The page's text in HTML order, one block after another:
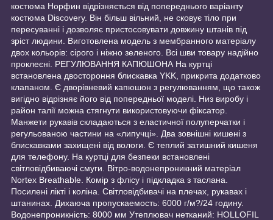
костюма Норфин відрізняється від попереднього варіанту
костюма Discovery. Він більш вільний, не сковує тіло при
пересуванні і дозволяє пристосовувати довжину штанів під
зріст людини. Виготовлена модель з мембранного матеріалу
двох кольорів: сірого і ніжно зеленого. Всі шви товару надійно
проклеєні. РЕГУЛЮВАННЯ КАПЮШОНА На куртці
встановлена двостороння блискавка YKK, прикрита додатково
клапаном. Є дворівневий капюшон з регулюванням, що також
вигідно відрізняє його від попередньої моделі. Низ виробу і
район талії можна стягнути використовуючи фіксатор.
Манжети рукавів складаються з еластичної полуперчатки і
регульованою частини на «липучці». Два зовнішні кишені з
блискавками захищені від вологи. Є теплий затишний кишеня
для телефону. На куртці для безпеки встановлені
світловідбиваючі смуги. Вітро-водонепроникний матеріал
Nortex Breathable. Комір з флісу і підкладка з таслана.
Посилені лікті і коліна. Світловідбивачі на плечах, рукавах і
штанинах. Дихаюча пропускаемость: 6000 г/м?/24 годину.
Водонепроникність: 8000 мм Утеплювач нетканий: HOLLOFIL